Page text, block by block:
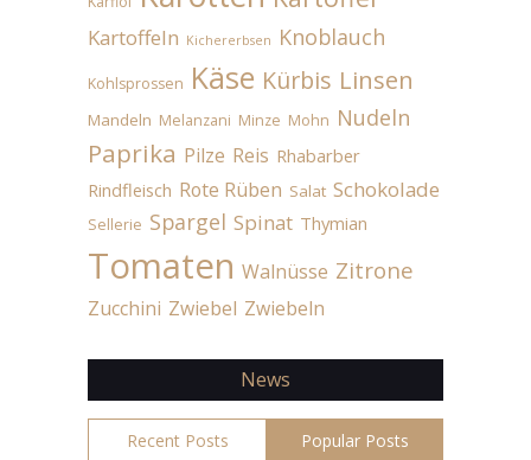
Kartoffeln Kichererbsen Knoblauch
Kohlsprossen Käse Kürbis Linsen
Mandeln Melanzani Minze Mohn Nudeln
Paprika Pilze Reis Rhabarber
Rindfleisch Rote Rüben Salat Schokolade
Sellerie Spargel Spinat Thymian
Tomaten Walnüsse Zitrone
Zucchini Zwiebel Zwiebeln
News
Recent Posts Popular Posts